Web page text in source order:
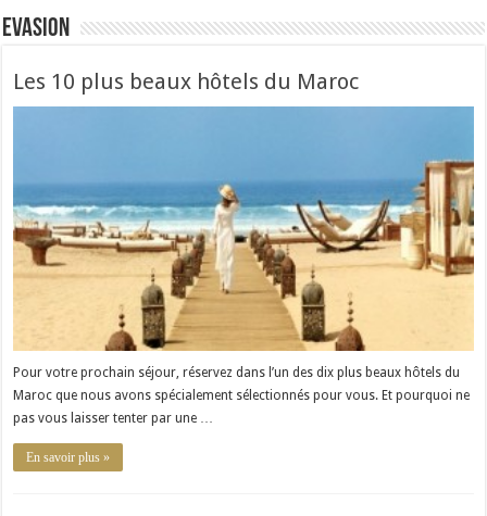
Evasion
Les 10 plus beaux hôtels du Maroc
Pour votre prochain séjour, réservez dans l’un des dix plus beaux hôtels du
Maroc que nous avons spécialement sélectionnés pour vous. Et pourquoi ne
pas vous laisser tenter par une …
En savoir plus »